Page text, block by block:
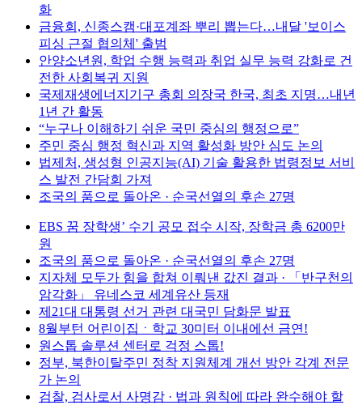
화
금융회, 신종스캠·대포계좌 뿌리 뽑는다…내달 '보이스
피싱 근절 협의체' 출범
안양소년원, 학업 수행 능력과 취업 실무 능력 강화로 건
전한 사회복귀 지원
국제재생에너지기구 총회 의장국 한국, 최초 지명…내년
1년 간 활동
“누구나 이해하기 쉬운 국민 중심의 행정으로”
주민 중심 행정 혁신과 지역 활성화 방안 심도 논의
법제처, 생성형 인공지능(AI) 기술 활용한 법령정보 서비
스 발전 간담회 가져
조국의 품으로 돌아온 · 순국선열의 후손 27명
EBS 꿈 장학생’ 수기 공모 접수 시작, 장학금 총 6200만
원
조국의 품으로 돌아온 · 순국선열의 후손 27명
지자체 모두가 힘을 합쳐 이뤄낸 값진 결과 · 「반구천의
암각화」 유네스코 세계유산 등재
제21대 대통령 선거 관련 대국민 담화문 발표
8월부턴 어린이집ㆍ학교 30미터 이내에선 금연!
원스톱 솔루션 센터로 걱정 스톱!
정부, 북한이탈주민 정착 지원체계 개선 방안 각계 전문
가 논의
검찰, 검사로서 사명감 · 법과 원칙에 따라 완수해야 할